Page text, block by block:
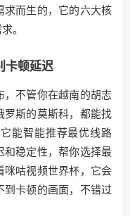
求而生的，它的六大核
。
卡顿延迟
，不管你在越南的胡志
罗斯的莫斯科，都能找
能智能推荐最优线路
稳定性，帮你选择最
咪咕视频世界杯，它会
卡顿的画面，不错过